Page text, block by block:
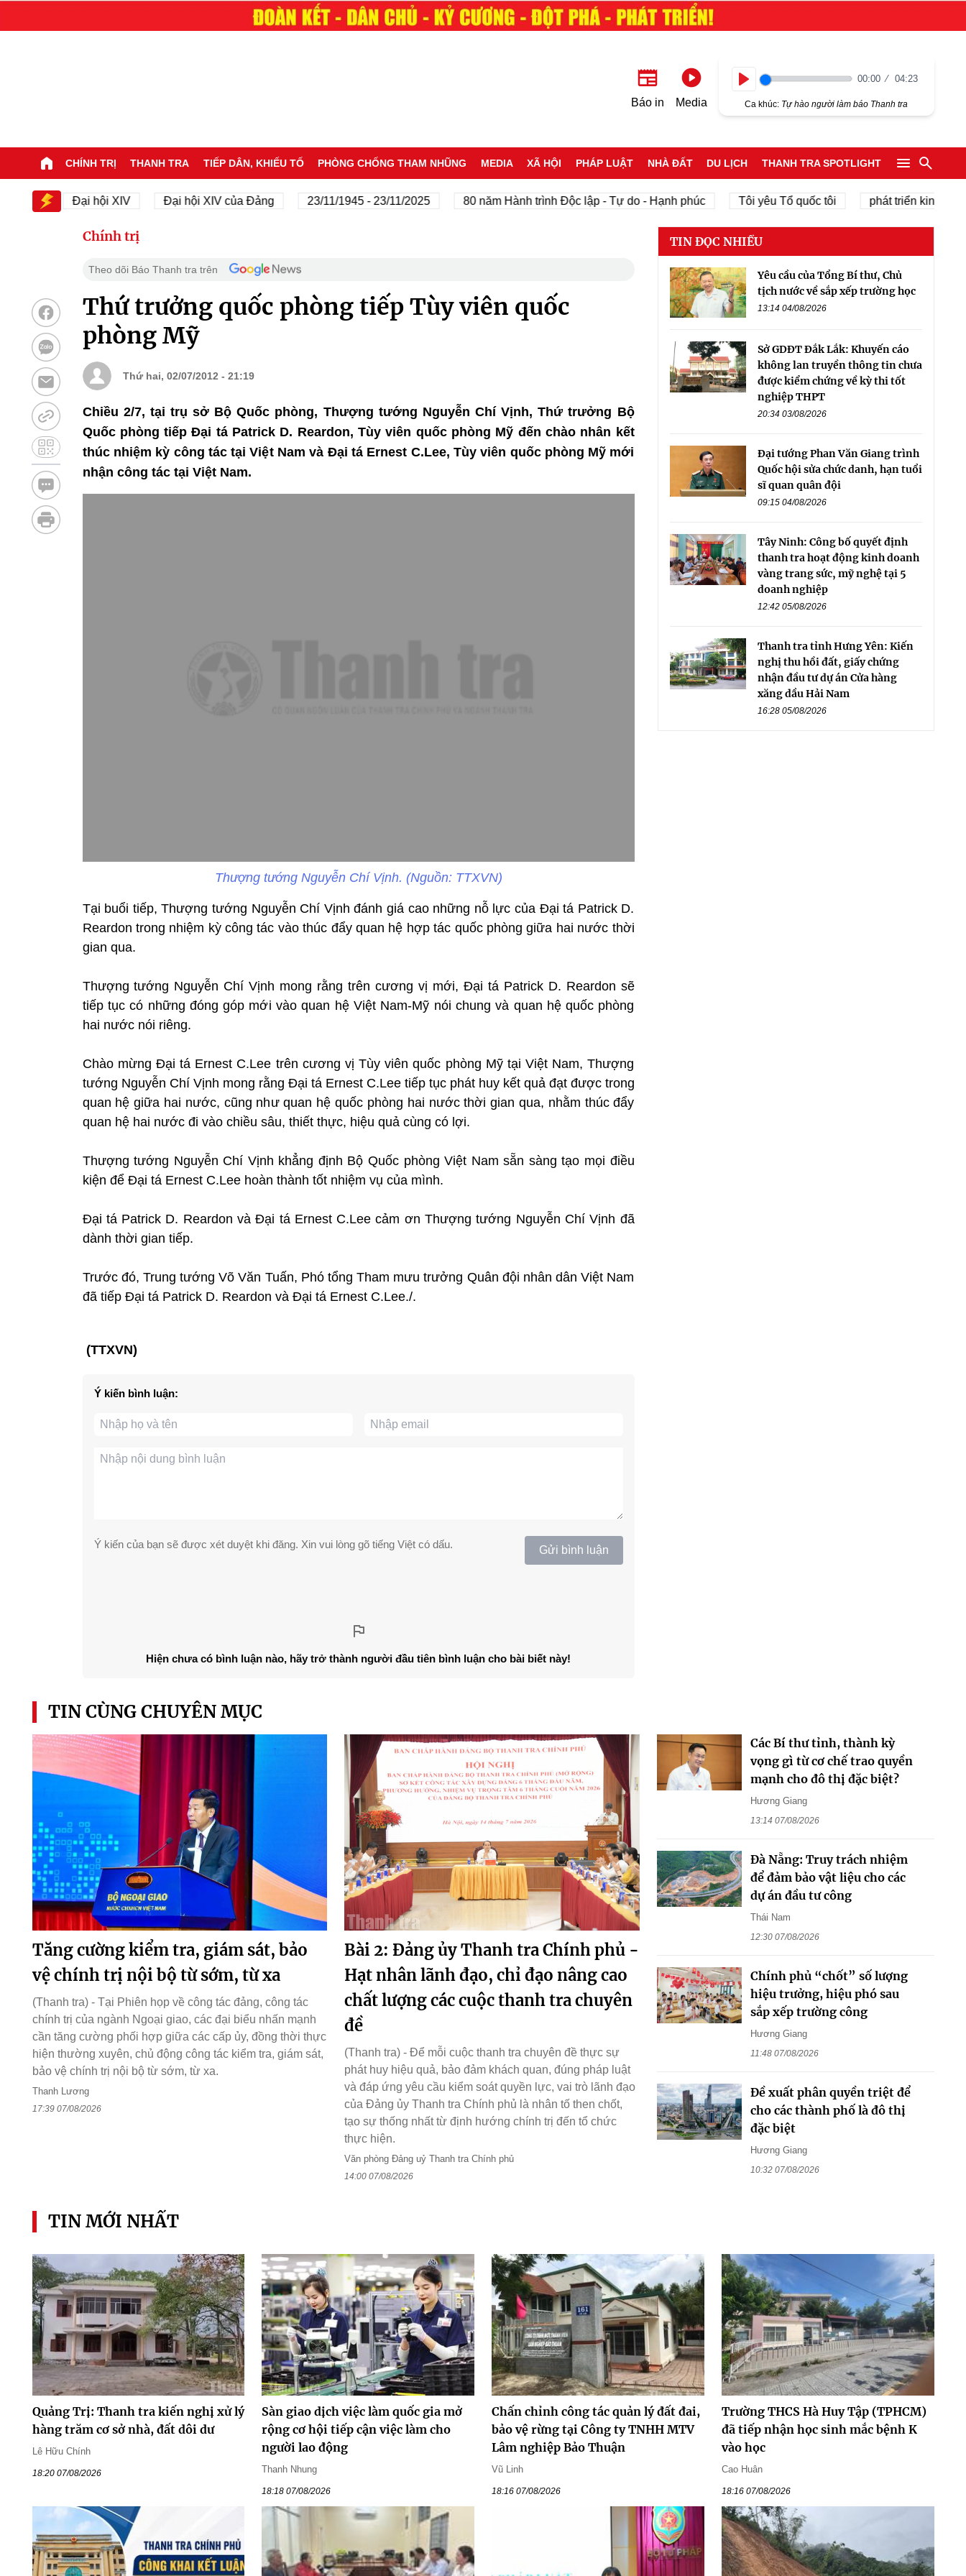
Báo in Media
00:00 04:23
Ca khúc: Tự hào người làm báo Thanh tra
CHÍNH TRỊ THANH TRA TIẾP DÂN, KHIẾU TỐ PHÒNG CHỐNG THAM NHŨNG MEDIA XÃ HỘI PHÁP LUẬT NHÀ ĐẤT DU LỊCH THANH TRA SPOTLIGHT
Đại hội XIV Đại hội XIV của Đảng 23/11/1945 - 23/11/2025 80 năm Hành trình Độc lập - Tự do - Hạnh phúc Tôi yêu Tổ quốc tôi phát triển kinh tế tư nhân
Chính trị
Theo dõi Báo Thanh tra trên
Thứ trưởng quốc phòng tiếp Tùy viên quốc
phòng Mỹ
Thứ hai, 02/07/2012 - 21:19
Chiều 2/7, tại trụ sở Bộ Quốc phòng, Thượng tướng Nguyễn Chí Vịnh, Thứ trưởng Bộ
Quốc phòng tiếp Đại tá Patrick D. Reardon, Tùy viên quốc phòng Mỹ đến chào nhân kết
thúc nhiệm kỳ công tác tại Việt Nam và Đại tá Ernest C.Lee, Tùy viên quốc phòng Mỹ mới
nhận công tác tại Việt Nam.
Thượng tướng Nguyễn Chí Vịnh. (Nguồn: TTXVN)
Tại buổi tiếp, Thượng tướng Nguyễn Chí Vịnh đánh giá cao những nỗ lực của Đại tá Patrick D.
Reardon trong nhiệm kỳ công tác vào thúc đẩy quan hệ hợp tác quốc phòng giữa hai nước thời
gian qua.
Thượng tướng Nguyễn Chí Vịnh mong rằng trên cương vị mới, Đại tá Patrick D. Reardon sẽ
tiếp tục có những đóng góp mới vào quan hệ Việt Nam-Mỹ nói chung và quan hệ quốc phòng
hai nước nói riêng.
Chào mừng Đại tá Ernest C.Lee trên cương vị Tùy viên quốc phòng Mỹ tại Việt Nam, Thượng
tướng Nguyễn Chí Vịnh mong rằng Đại tá Ernest C.Lee tiếp tục phát huy kết quả đạt được trong
quan hệ giữa hai nước, cũng như quan hệ quốc phòng hai nước thời gian qua, nhằm thúc đẩy
quan hệ hai nước đi vào chiều sâu, thiết thực, hiệu quả cùng có lợi.
Thượng tướng Nguyễn Chí Vịnh khẳng định Bộ Quốc phòng Việt Nam sẵn sàng tạo mọi điều
kiện để Đại tá Ernest C.Lee hoàn thành tốt nhiệm vụ của mình.
Đại tá Patrick D. Reardon và Đại tá Ernest C.Lee cảm ơn Thượng tướng Nguyễn Chí Vịnh đã
dành thời gian tiếp.
Trước đó, Trung tướng Võ Văn Tuấn, Phó tổng Tham mưu trưởng Quân đội nhân dân Việt Nam
đã tiếp Đại tá Patrick D. Reardon và Đại tá Ernest C.Lee./.
(TTXVN)
Ý kiến bình luận:
Ý kiến của bạn sẽ được xét duyệt khi đăng. Xin vui lòng gõ tiếng Việt có dấu. Gửi bình luận
Hiện chưa có bình luận nào, hãy trở thành người đầu tiên bình luận cho bài biết này!
TIN ĐỌC NHIỀU
Yêu cầu của Tổng Bí thư, Chủ
tịch nước về sắp xếp trường học
13:14 04/08/2026
Sở GDĐT Đắk Lắk: Khuyến cáo
không lan truyền thông tin chưa
được kiểm chứng về kỳ thi tốt
nghiệp THPT
20:34 03/08/2026
Đại tướng Phan Văn Giang trình
Quốc hội sửa chức danh, hạn tuổi
sĩ quan quân đội
09:15 04/08/2026
Tây Ninh: Công bố quyết định
thanh tra hoạt động kinh doanh
vàng trang sức, mỹ nghệ tại 5
doanh nghiệp
12:42 05/08/2026
Thanh tra tỉnh Hưng Yên: Kiến
nghị thu hồi đất, giấy chứng
nhận đầu tư dự án Cửa hàng
xăng dầu Hải Nam
16:28 05/08/2026
TIN CÙNG CHUYÊN MỤC
Tăng cường kiểm tra, giám sát, bảo
vệ chính trị nội bộ từ sớm, từ xa
(Thanh tra) - Tại Phiên họp về công tác đảng, công tác
chính trị của ngành Ngoại giao, các đại biểu nhấn mạnh
cần tăng cường phối hợp giữa các cấp ủy, đồng thời thực
hiện thường xuyên, chủ động công tác kiểm tra, giám sát,
bảo vệ chính trị nội bộ từ sớm, từ xa.
Thanh Lương
17:39 07/08/2026
Bài 2: Đảng ủy Thanh tra Chính phủ -
Hạt nhân lãnh đạo, chỉ đạo nâng cao
chất lượng các cuộc thanh tra chuyên
đề
(Thanh tra) - Để mỗi cuộc thanh tra chuyên đề thực sự
phát huy hiệu quả, bảo đảm khách quan, đúng pháp luật
và đáp ứng yêu cầu kiểm soát quyền lực, vai trò lãnh đạo
của Đảng ủy Thanh tra Chính phủ là nhân tố then chốt,
tạo sự thống nhất từ định hướng chính trị đến tổ chức
thực hiện.
Văn phòng Đảng uỷ Thanh tra Chính phủ
14:00 07/08/2026
Các Bí thư tỉnh, thành kỳ
vọng gì từ cơ chế trao quyền
mạnh cho đô thị đặc biệt?
Hương Giang
13:14 07/08/2026
Đà Nẵng: Truy trách nhiệm
để đảm bảo vật liệu cho các
dự án đầu tư công
Thái Nam
12:30 07/08/2026
Chính phủ “chốt” số lượng
hiệu trưởng, hiệu phó sau
sắp xếp trường công
Hương Giang
11:48 07/08/2026
Đề xuất phân quyền triệt để
cho các thành phố là đô thị
đặc biệt
Hương Giang
10:32 07/08/2026
TIN MỚI NHẤT
Quảng Trị: Thanh tra kiến nghị xử lý
hàng trăm cơ sở nhà, đất dôi dư
Lê Hữu Chính
18:20 07/08/2026
Sàn giao dịch việc làm quốc gia mở
rộng cơ hội tiếp cận việc làm cho
người lao động
Thanh Nhung
18:18 07/08/2026
Chấn chỉnh công tác quản lý đất đai,
bảo vệ rừng tại Công ty TNHH MTV
Lâm nghiệp Bảo Thuận
Vũ Linh
18:16 07/08/2026
Trường THCS Hà Huy Tập (TPHCM)
đã tiếp nhận học sinh mắc bệnh K
vào học
Cao Huân
18:16 07/08/2026